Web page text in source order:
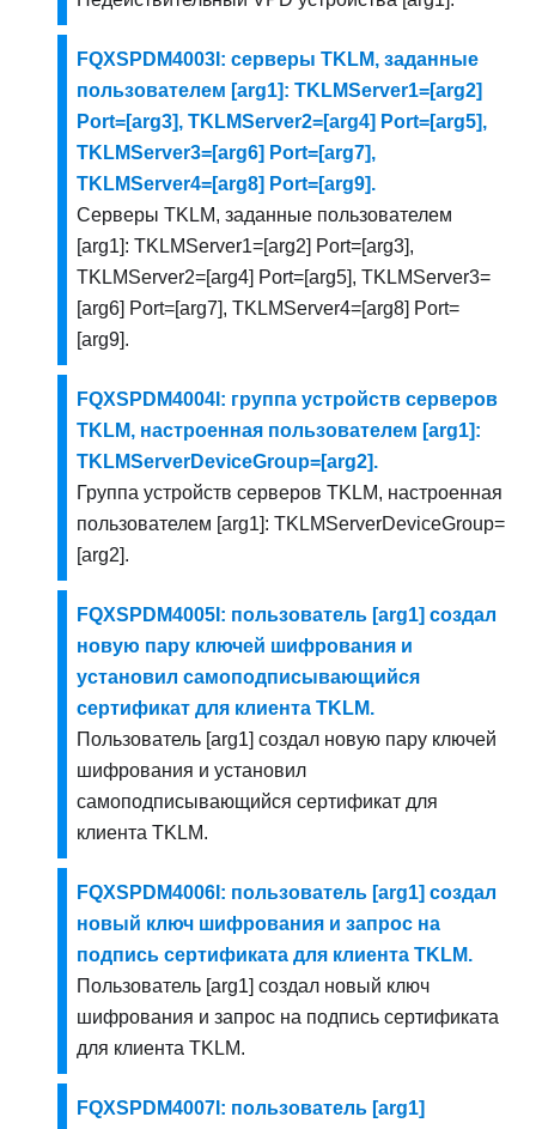
FQXSPDM4003I: серверы TKLM, заданные
пользователем [arg1]: TKLMServer1=[arg2]
Port=[arg3], TKLMServer2=[arg4] Port=[arg5],
TKLMServer3=[arg6] Port=[arg7],
TKLMServer4=[arg8] Port=[arg9].
Серверы TKLM, заданные пользователем
[arg1]: TKLMServer1=[arg2] Port=[arg3],
TKLMServer2=[arg4] Port=[arg5], TKLMServer3=
[arg6] Port=[arg7], TKLMServer4=[arg8] Port=
[arg9].
FQXSPDM4004I: группа устройств серверов
TKLM, настроенная пользователем [arg1]:
TKLMServerDeviceGroup=[arg2].
Группа устройств серверов TKLM, настроенная
пользователем [arg1]: TKLMServerDeviceGroup=
[arg2].
FQXSPDM4005I: пользователь [arg1] создал
новую пару ключей шифрования и
установил самоподписывающийся
сертификат для клиента TKLM.
Пользователь [arg1] создал новую пару ключей
шифрования и установил
самоподписывающийся сертификат для
клиента TKLM.
FQXSPDM4006I: пользователь [arg1] создал
новый ключ шифрования и запрос на
подпись сертификата для клиента TKLM.
Пользователь [arg1] создал новый ключ
шифрования и запрос на подпись сертификата
для клиента TKLM.
FQXSPDM4007I: пользователь [arg1]